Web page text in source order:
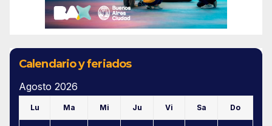
Calendario y feriados
Agosto 2026
Lu Ma Mi Ju Vi Sa Do